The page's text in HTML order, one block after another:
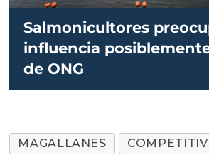
Salmonicultores
influencia
de ONG
MAGALLANES